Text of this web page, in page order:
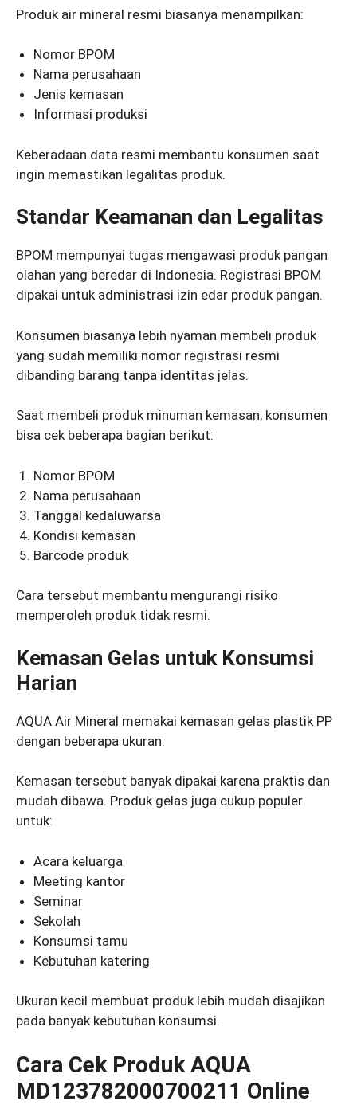
Produk air mineral resmi biasanya menampilkan:
Nomor BPOM
Nama perusahaan
Jenis kemasan
Informasi produksi
Keberadaan data resmi membantu konsumen saat
ingin memastikan legalitas produk.
Standar Keamanan dan Legalitas
BPOM mempunyai tugas mengawasi produk pangan
olahan yang beredar di Indonesia. Registrasi BPOM
dipakai untuk administrasi izin edar produk pangan.
Konsumen biasanya lebih nyaman membeli produk
yang sudah memiliki nomor registrasi resmi
dibanding barang tanpa identitas jelas.
Saat membeli produk minuman kemasan, konsumen
bisa cek beberapa bagian berikut:
Nomor BPOM
Nama perusahaan
Tanggal kedaluwarsa
Kondisi kemasan
Barcode produk
Cara tersebut membantu mengurangi risiko
memperoleh produk tidak resmi.
Kemasan Gelas untuk Konsumsi
Harian
AQUA Air Mineral memakai kemasan gelas plastik PP
dengan beberapa ukuran.
Kemasan tersebut banyak dipakai karena praktis dan
mudah dibawa. Produk gelas juga cukup populer
untuk:
Acara keluarga
Meeting kantor
Seminar
Sekolah
Konsumsi tamu
Kebutuhan katering
Ukuran kecil membuat produk lebih mudah disajikan
pada banyak kebutuhan konsumsi.
Cara Cek Produk AQUA
MD123782000700211 Online